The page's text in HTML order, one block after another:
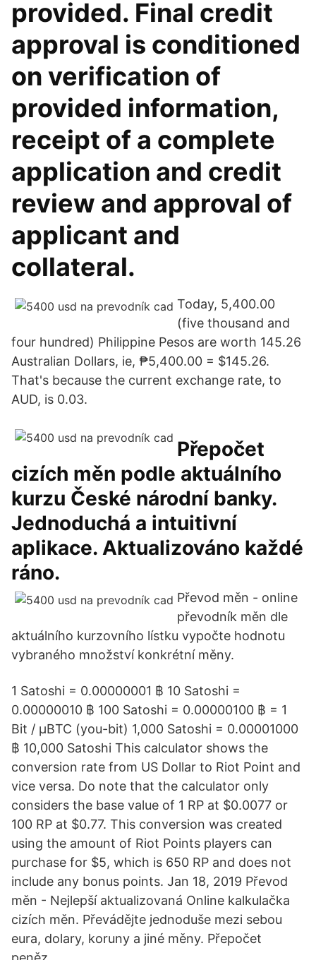
provided. Final credit
approval is conditioned
on verification of
provided information,
receipt of a complete
application and credit
review and approval of
applicant and
collateral.
Today, 5,400.00
(five thousand and
four hundred) Philippine Pesos are worth 145.26
Australian Dollars, ie, ₱5,400.00 = $145.26.
That's because the current exchange rate, to
AUD, is 0.03.
Přepočet
cizích měn podle aktuálního
kurzu České národní banky.
Jednoduchá a intuitivní
aplikace. Aktualizováno každé
ráno.
Převod měn - online
převodník měn dle
aktuálního kurzovního lístku vypočte hodnotu
vybraného množství konkrétní měny.
1 Satoshi = 0.00000001 ฿ 10 Satoshi =
0.00000010 ฿ 100 Satoshi = 0.00000100 ฿ = 1
Bit / μBTC (you-bit) 1,000 Satoshi = 0.00001000
฿ 10,000 Satoshi This calculator shows the
conversion rate from US Dollar to Riot Point and
vice versa. Do note that the calculator only
considers the base value of 1 RP at $0.0077 or
100 RP at $0.77. This conversion was created
using the amount of Riot Points players can
purchase for $5, which is 650 RP and does not
include any bonus points. Jan 18, 2019 Převod
měn - Nejlepší aktualizovaná Online kalkulačka
cizích měn. Převádějte jednoduše mezi sebou
eura, dolary, koruny a jiné měny. Přepočet